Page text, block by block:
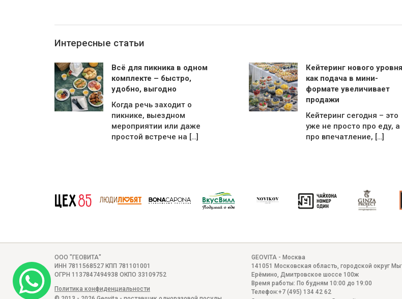
Интересные статьи
Всё для пикника в одном
комплекте – быстро,
удобно, выгодно
Когда речь заходит о
пикнике, выездном
мероприятии или даже
простой встрече на […]
Кейтеринг нового
как подача в мини-
формате увеличивает
продажи
Кейтеринг сегодня – это
уже не просто про еду, а
про впечатление, […]
ООО "ГЕОВИТА"
ИНН 7811568527 КПП 781101001
ОГРН 1137847494938 ОКПО 33109752
Политика конфиденциальности
GEOVITA - Москва
141051 Московская область, городской округ
Ерёмино Дмитровское шоссе 100ж
Время работы: По будням 10:00 до 19:00
Телефон:+7 (495) 134 42 62